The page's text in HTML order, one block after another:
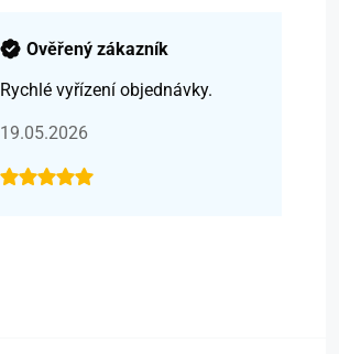
Ověřený zákazník
Rychlé vyřízení objednávky.
19.05.2026